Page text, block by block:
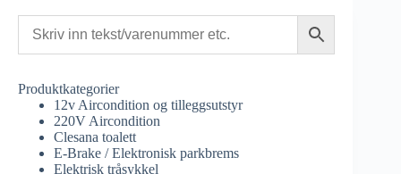
Produktkategorier
12v Aircondition og tilleggsutstyr
220V Aircondition
Clesana toalett
E-Brake / Elektronisk parkbrems
Elektrisk tråsykkel